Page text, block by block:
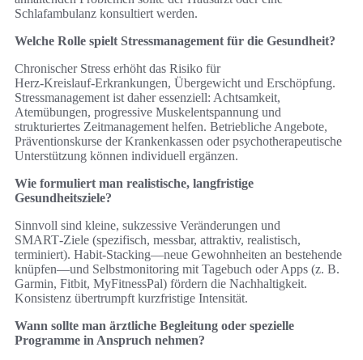
Schlafambulanz konsultiert werden.
Welche Rolle spielt Stressmanagement für die Gesundheit?
Chronischer Stress erhöht das Risiko für
Herz‑Kreislauf‑Erkrankungen, Übergewicht und Erschöpfung.
Stressmanagement ist daher essenziell: Achtsamkeit,
Atemübungen, progressive Muskelentspannung und
strukturiertes Zeitmanagement helfen. Betriebliche Angebote,
Präventionskurse der Krankenkassen oder psychotherapeutische
Unterstützung können individuell ergänzen.
Wie formuliert man realistische, langfristige
Gesundheitsziele?
Sinnvoll sind kleine, sukzessive Veränderungen und
SMART‑Ziele (spezifisch, messbar, attraktiv, realistisch,
terminiert). Habit‑Stacking—neue Gewohnheiten an bestehende
knüpfen—und Selbstmonitoring mit Tagebuch oder Apps (z. B.
Garmin, Fitbit, MyFitnessPal) fördern die Nachhaltigkeit.
Konsistenz übertrumpft kurzfristige Intensität.
Wann sollte man ärztliche Begleitung oder spezielle
Programme in Anspruch nehmen?